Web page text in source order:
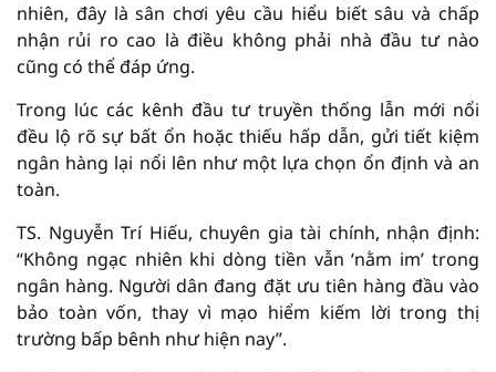
nhiên, đây là sân chơi yêu cầu hiểu biết sâu và chấp
nhận rủi ro cao là điều không phải nhà đầu tư nào
cũng có thể đáp ứng.
Trong lúc các kênh đầu tư truyền thống lẫn mới nổi
đều lộ rõ sự bất ổn hoặc thiếu hấp dẫn, gửi tiết kiệm
ngân hàng lại nổi lên như một lựa chọn ổn định và an
toàn.
TS. Nguyễn Trí Hiếu, chuyên gia tài chính, nhận định:
“Không ngạc nhiên khi dòng tiền vẫn ‘nằm im’ trong
ngân hàng. Người dân đang đặt ưu tiên hàng đầu vào
bảo toàn vốn, thay vì mạo hiểm kiếm lời trong thị
trường bấp bênh như hiện nay”.